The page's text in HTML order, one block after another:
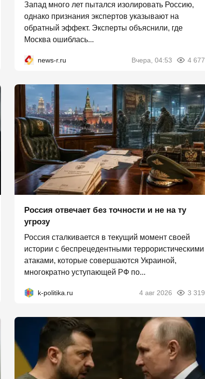
Запад много лет пытался изолировать Россию,
однако признания экспертов указывают на
обратный эффект. Эксперты объяснили, где
Москва ошиблась...
news-r.ru Вчера, 04:53 4 677
Россия отвечает без точности и не на ту
угрозу
Россия сталкивается в текущий момент своей
истории с беспрецедентными террористическими
атаками, которые совершаются Украиной,
многократно уступающей РФ по...
k-politika.ru 4 авг 2026 3 319